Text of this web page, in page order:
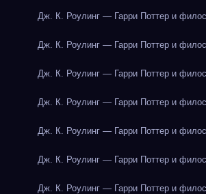
Дж. К. Роулинг — Гарри Поттер и
Дж. К. Роулинг — Гарри Поттер и
Дж. К. Роулинг — Гарри Поттер и
Дж. К. Роулинг — Гарри Поттер и
Дж. К. Роулинг — Гарри Поттер и
Дж. К. Роулинг — Гарри Поттер и
Дж. К. Роулинг — Гарри Поттер и